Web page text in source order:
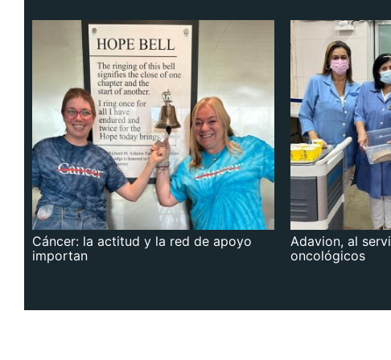
Cáncer: la actitud y la red de apoyo
importan
Adavion, al
oncológicos